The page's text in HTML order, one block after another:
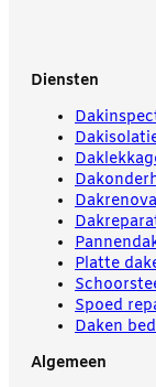
Diensten
Platte
Spoed
Daken
Algemeen